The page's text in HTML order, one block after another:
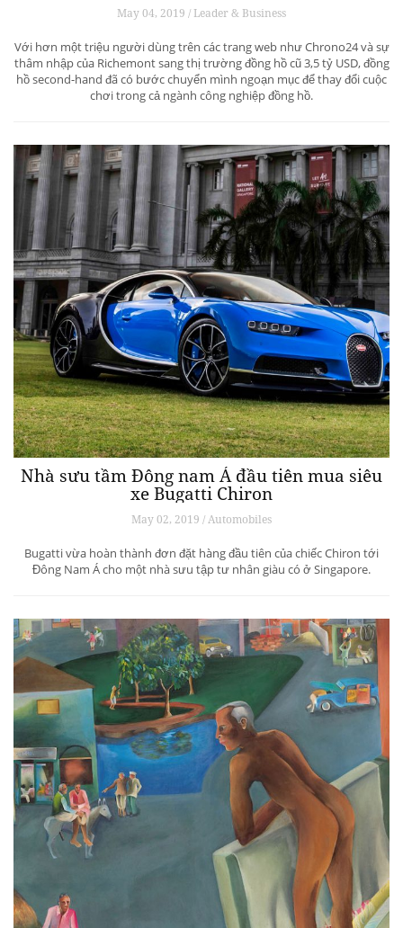
May 04, 2019 / Leader & Business
Với hơn một triệu người dùng trên các trang web như Chrono24 và sự
thâm nhập của Richemont sang thị trường đồng hồ cũ 3,5 tỷ USD, đồng
hồ second-hand đã có bước chuyển mình ngoạn mục để thay đổi cuộc
chơi trong cả ngành công nghiệp đồng hồ.
Nhà sưu tầm Đông nam Á đầu tiên mua siêu
xe Bugatti Chiron
May 02, 2019 / Automobiles
Bugatti vừa hoàn thành đơn đặt hàng đầu tiên của chiếc Chiron tới
Đông Nam Á cho một nhà sưu tập tư nhân giàu có ở Singapore.